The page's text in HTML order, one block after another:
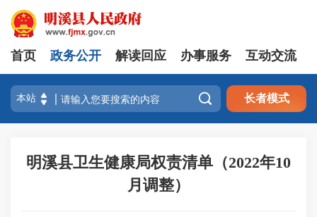
首页 政务公开 解读回应 办事服务 互动交流
 长者模式
明溪县卫生健康局权责清单（2022年10
月调整）